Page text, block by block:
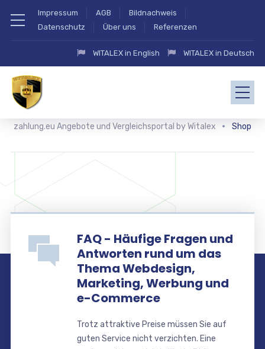
Impressum AGB
Bildnachweis
Datenschutz
Über uns Referenzen
WITALEX in English WITALEX in Deutsch
zahlung.eu Angebote und Vergleichsportal by Witalex Shop
FAQ - Häufige Fragen und
Antworten rund um das
Thema Webdesign,
Marketing, Werbung und
e-Commerce
Trotz attraktive Preise müssen Sie auf
guten Service nicht verzichten. Eine